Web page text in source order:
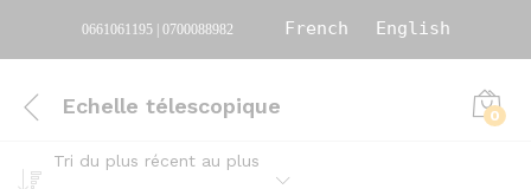
0661061195 | 0700088982 French English
Echelle télescopique 0
Tri du plus récent au plus